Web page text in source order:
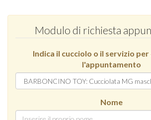
Modulo di richiesta
Indica il cucciolo o il servizio
l'appuntamento
Nome